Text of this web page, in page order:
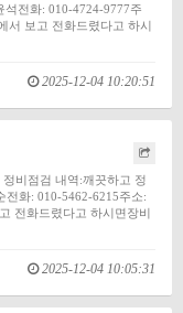
전화: 010-4724-9777주
서 보고 전화드렸다고 하시
2025-12-04 10:20:51
비점검 내역:깨끗하고 정
전화: 010-5462-6215주소:
전화드렸다고 하시면장비
2025-12-04 10:05:31